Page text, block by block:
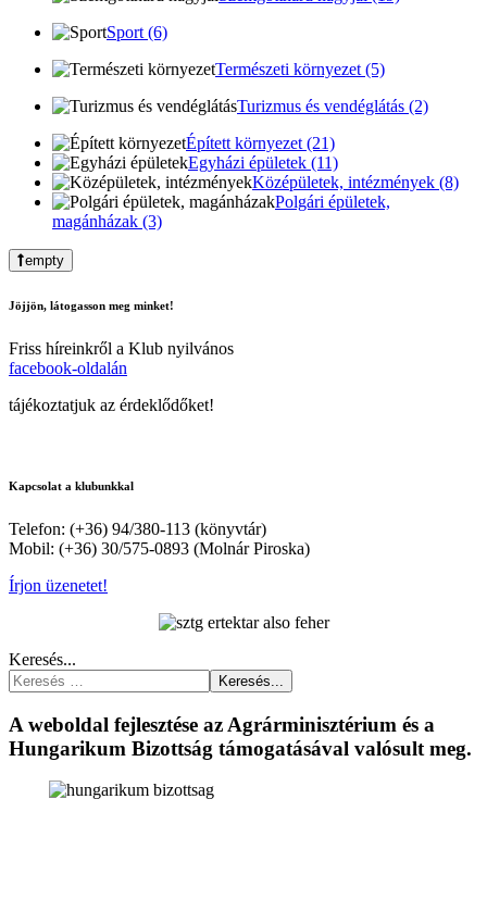
Sport (6)
Természeti környezet (5)
Turizmus és vendéglátás (2)
Épített környezet (21)
Egyházi épületek (11)
Középületek, intézmények (8)
Polgári épületek,
magánházak (3)
empty
Jöjjön, látogasson meg minket!
Friss híreinkről a Klub nyilvános
facebook-oldalán
tájékoztatjuk az érdeklődőket!
Kapcsolat a klubunkkal
Telefon: (+36) 94/380-113 (könyvtár)
Mobil: (+36) 30/575-0893 (Molnár Piroska)
Írjon üzenetet!
Keresés...
Keresés...
A weboldal fejlesztése az Agrárminisztérium és a
Hungarikum Bizottság támogatásával valósult meg.